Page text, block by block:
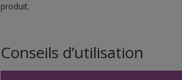
produit.
Conseils d’utilisation